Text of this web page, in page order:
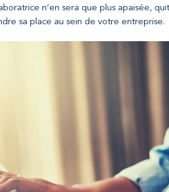
n’en sera que plus apaisée,
sa place au sein de votre entreprise.